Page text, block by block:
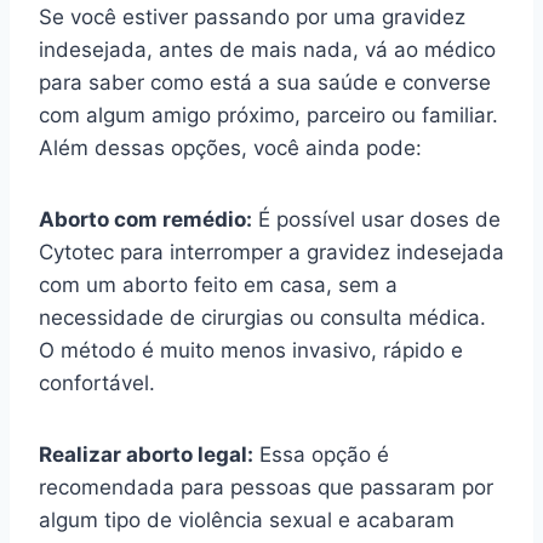
Se você estiver passando por uma gravidez
indesejada, antes de mais nada, vá ao médico
para saber como está a sua saúde e converse
com algum amigo próximo, parceiro ou familiar.
Além dessas opções, você ainda pode:
Aborto com remédio: É possível usar doses de
Cytotec para interromper a gravidez indesejada
com um aborto feito em casa, sem a
necessidade de cirurgias ou consulta médica.
O método é muito menos invasivo, rápido e
confortável.
Realizar aborto legal: Essa opção é
recomendada para pessoas que passaram por
algum tipo de violência sexual e acabaram